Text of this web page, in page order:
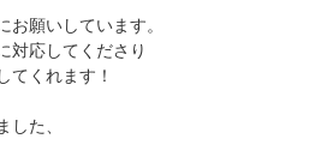
お願いしています。
対応してくださり
てくれます！
した、